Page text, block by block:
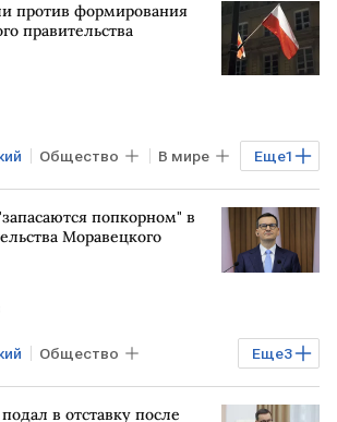
против формирования
правительства
Еще1
Общество В мире
попкорном" в
Моравецкого
Еще3
Общество
Польши
в отставку после